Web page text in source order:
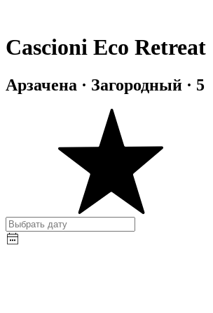
Cascioni Eco Retreat
Арзачена · Загородный · 5